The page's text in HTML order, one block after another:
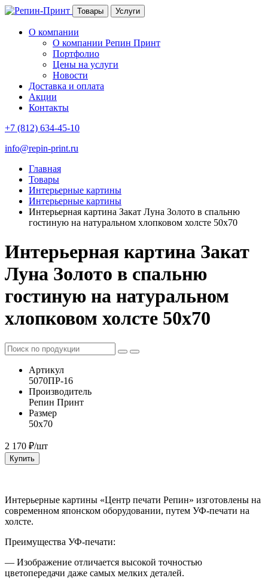
Товары Услуги
О компании
О компании Репин Принт
Портфолио
Цены на услуги
Новости
Доставка и оплата
Акции
Контакты
+7 (812) 634-45-10
info@repin-print.ru
Главная
Товары
Интерьерные картины
Интерьерные картины
Интерьерная картина Закат Луна Золото в спальню
гостиную на натуральном хлопковом холсте 50х70
Интерьерная картина Закат
Луна Золото в спальню
гостиную на натуральном
хлопковом холсте 50х70
Артикул
5070ПР-16
Производитель
Репин Принт
Размер
50х70
2 170 ₽/шт
Купить
Интерьерные картины «Центр печати Репин» изготовлены на
современном японском оборудовании, путем УФ-печати на
холсте.
Преимущества УФ-печати:
— Изображение отличается высокой точностью
цветопередачи даже самых мелких деталей.